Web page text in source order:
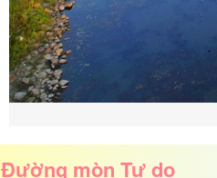
Đường mòn Tự do